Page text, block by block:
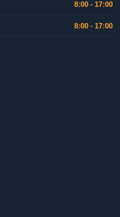
8:00 - 17:00
8:00 - 17:00